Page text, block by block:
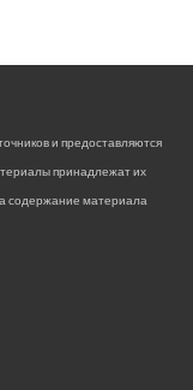
и предоставляются
принадлежат их
содержание материала